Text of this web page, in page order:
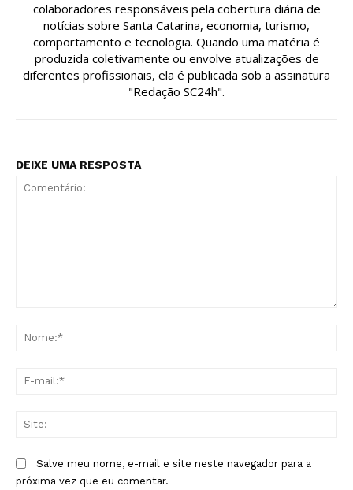
colaboradores responsáveis pela cobertura diária de
notícias sobre Santa Catarina, economia, turismo,
comportamento e tecnologia. Quando uma matéria é
produzida coletivamente ou envolve atualizações de
diferentes profissionais, ela é publicada sob a assinatura
"Redação SC24h".
DEIXE UMA RESPOSTA
Salve meu nome, e-mail e site neste navegador para a
próxima vez que eu comentar.